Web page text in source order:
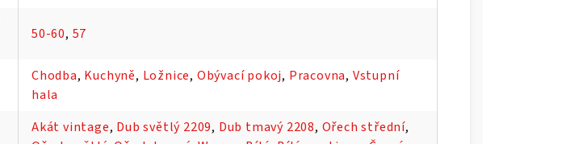
50-60, 57
Chodba, Kuchyně, Ložnice, Obývací pokoj, Pracovna, Vstupní
hala
Akát vintage, Dub světlý 2209, Dub tmavý 2208, Ořech střední,